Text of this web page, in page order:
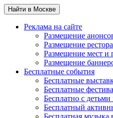
Найти в Москве
Реклама на сайте
Размещение
Размещение
Размещение мест и
Размещение
Бесплатные события
Бесплатные
Бесплатные
Бесплатно с
Бесплатный
Бесплатная музыка